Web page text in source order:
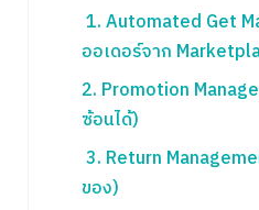
1. Automated Get
ออเดอร์จาก
2. Promotion
ซ้อนได้)
3. Return
ของ)